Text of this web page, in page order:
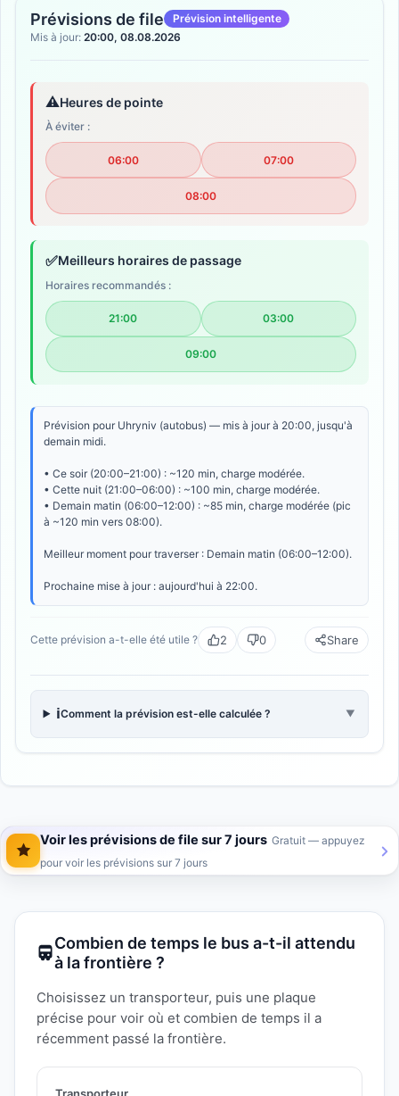
Prévisions de file
Prévision intelligente
Mis à jour: 20:00, 08.08.2026
⚠️Heures de pointe
À éviter :
06:00 07:00
08:00
✅Meilleurs horaires de passage
Horaires recommandés :
21:00 03:00
09:00
Prévision pour Uhryniv (autobus) — mis à jour à 20:00, jusqu'à
demain midi.
• Ce soir (20:00–21:00) : ~120 min, charge modérée.
• Cette nuit (21:00–06:00) : ~100 min, charge modérée.
• Demain matin (06:00–12:00) : ~85 min, charge modérée (pic
à ~120 min vers 08:00).
Meilleur moment pour traverser : Demain matin (06:00–12:00).
Prochaine mise à jour : aujourd'hui à 22:00.
Cette prévision a-t-elle été utile ? 2 0 Share
ℹ️Comment la prévision est-elle calculée ? ▼
Voir les prévisions de file sur 7 jours Gratuit — appuyez
pour voir les prévisions sur 7 jours
Combien de temps le bus a-t-il attendu
à la frontière ?
Choisissez un transporteur, puis une plaque
précise pour voir où et combien de temps il a
récemment passé la frontière.